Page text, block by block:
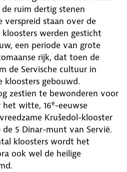
ruim dertig stenen
verspreid staan over de
werden gesticht
een periode van grote
rijk, dat toen de
de Servische cultuur in
kloosters gebouwd.
zestien te bewonderen voor
het witte, 16e-eeuwse
Krušedol-klooster
5 Dinar-munt van Servië.
kloosters wordt het
ook wel de heilige